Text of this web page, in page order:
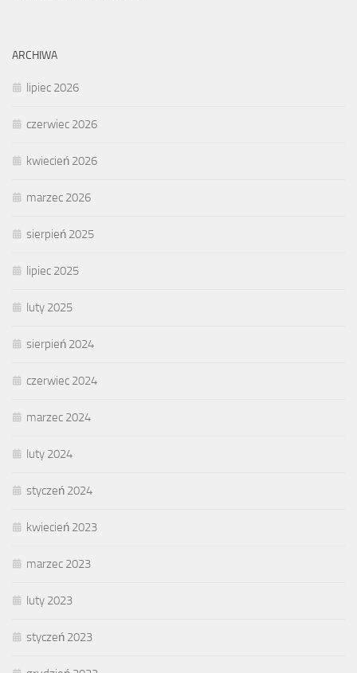
ARCHIWA
lipiec 2026
czerwiec 2026
kwiecień 2026
marzec 2026
sierpień 2025
lipiec 2025
luty 2025
sierpień 2024
czerwiec 2024
marzec 2024
luty 2024
styczeń 2024
kwiecień 2023
marzec 2023
luty 2023
styczeń 2023